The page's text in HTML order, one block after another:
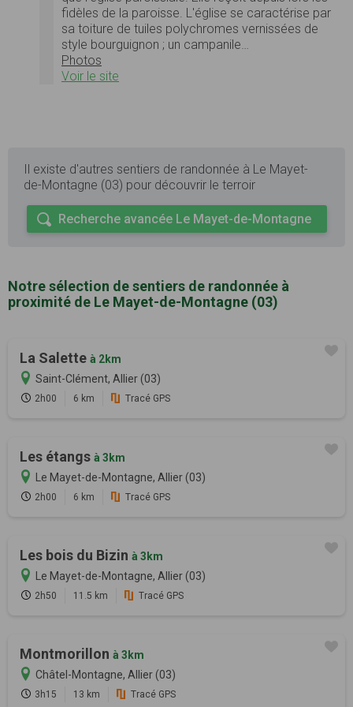
fidèles de la paroisse. L'église se caractérise par
sa toiture de tuiles polychromes vernissées de
style bourguignon ; un campanile…
Photos
Voir le site
Il existe d'autres sentiers de randonnée à Le Mayet-
de-Montagne (03) pour découvrir le terroir
Recherche avancée Le Mayet-de-Montagne
Notre sélection de sentiers de randonnée à
proximité de Le Mayet-de-Montagne (03)
La Salette à 2km
Saint-Clément, Allier (03)
2h00 6 km Tracé GPS
Les étangs à 3km
Le Mayet-de-Montagne, Allier (03)
2h00 6 km Tracé GPS
Les bois du Bizin à 3km
Le Mayet-de-Montagne, Allier (03)
2h50 11.5 km Tracé GPS
Montmorillon à 3km
Châtel-Montagne, Allier (03)
3h15 13 km Tracé GPS